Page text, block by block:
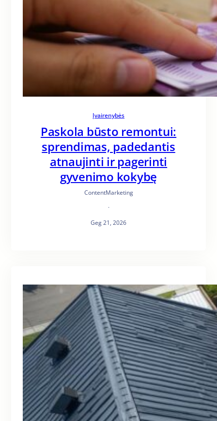
Įvairenybės
Paskola būsto remontui:
sprendimas, padedantis
atnaujinti ir pagerinti
gyvenimo kokybę
ContentMarketing
·
Geg 21, 2026